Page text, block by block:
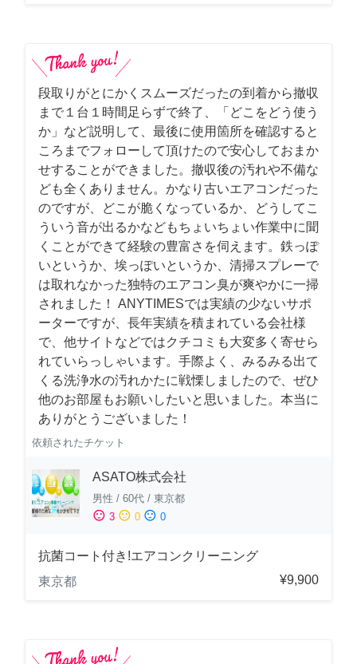
段取りがとにかくスムーズだったの到着から撤収
まで１台１時間足らずで終了、「どこをどう使う
か」など説明して、最後に使用箇所を確認すると
ころまでフォローして頂けたので安心しておまか
せすることができました。撤収後の汚れや不備な
ども全くありません。かなり古いエアコンだった
のですが、どこが脆くなっているか、どうしてこ
ういう音が出るかなどもちょいちょい作業中に聞
くことができて経験の豊富さを伺えます。鉄っぽ
いというか、埃っぽいというか、清掃スプレーで
は取れなかった独特のエアコン臭が爽やかに一掃
されました！ ANYTIMESでは実績の少ないサポ
ーターですが、長年実績を積まれている会社様
で、他サイトなどではクチコミも大変多く寄せら
れていらっしゃいます。手際よく、みるみる出て
くる洗浄水の汚れかたに戦慄しましたので、ぜひ
他のお部屋もお願いしたいと思いました。本当に
ありがとうございました！
依頼されたチケット
ASATO株式会社
男性 / 60代 / 東京都
sentiment_satisfied 3 sentiment_neutral 0 sentiment_dissatisfied 0
抗菌コート付き!エアコンクリーニング
東京都
¥9,900